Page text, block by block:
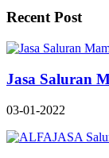
Recent Post
Jasa Saluran
03-01-2022